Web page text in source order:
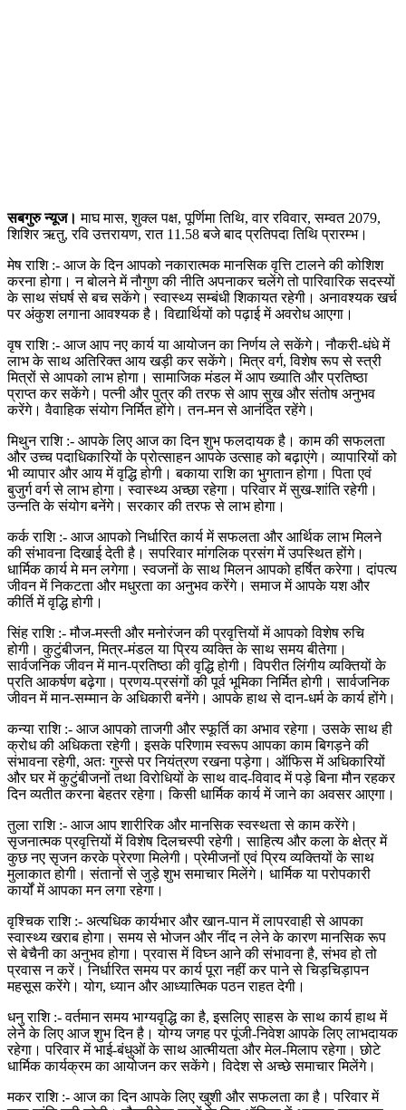
सबगुरु न्यूज। माघ मास, शुक्ल पक्ष, पूर्णिमा तिथि, वार रविवार, सम्वत 2079,
शिशिर ऋतु, रवि उत्तरायण, रात 11.58 बजे बाद प्रतिपदा तिथि प्रारम्भ।
मेष राशि :- आज के दिन आपको नकारात्मक मानसिक वृत्ति टालने की कोशिश
करना होगा। न बोलने में नौगुण की नीति अपनाकर चलेंगे तो पारिवारिक सदस्यों
के साथ संघर्ष से बच सकेंगे। स्वास्थ्य सम्बंधी शिकायत रहेगी। अनावश्यक खर्च
पर अंकुश लगाना आवश्यक है। विद्यार्थियों को पढ़ाई में अवरोध आएगा।
वृष राशि :- आज आप नए कार्य या आयोजन का निर्णय ले सकेंगे। नौकरी-धंधे में
लाभ के साथ अतिरिक्त आय खड़ी कर सकेंगे। मित्र वर्ग, विशेष रूप से स्त्री
मित्रों से आपको लाभ होगा। सामाजिक मंडल में आप ख्याति और प्रतिष्ठा
प्राप्त कर सकेंगे। पत्नी और पुत्र की तरफ से आप सुख और संतोष अनुभव
करेंगे। वैवाहिक संयोग निर्मित होंगे। तन-मन से आनंदित रहेंगे।
मिथुन राशि :- आपके लिए आज का दिन शुभ फलदायक है। काम की सफलता
और उच्च पदाधिकारियों के प्रोत्साहन आपके उत्साह को बढ़ाएंगे। व्यापारियों को
भी व्यापार और आय में वृद्धि होगी। बकाया राशि का भुगतान होगा। पिता एवं
बुजुर्ग वर्ग से लाभ होगा। स्वास्थ्य अच्छा रहेगा। परिवार में सुख-शांति रहेगी।
उन्नति के संयोग बनेंगे। सरकार की तरफ से लाभ होगा।
कर्क राशि :- आज आपको निर्धारित कार्य में सफलता और आर्थिक लाभ मिलने
की संभावना दिखाई देती है। सपरिवार मांगलिक प्रसंग में उपस्थित होंगे।
धार्मिक कार्य मे मन लगेगा। स्वजनों के साथ मिलन आपको हर्षित करेगा। दांपत्य
जीवन में निकटता और मधुरता का अनुभव करेंगे। समाज में आपके यश और
कीर्ति में वृद्धि होगी।
सिंह राशि :- मौज-मस्ती और मनोरंजन की प्रवृत्तियों में आपको विशेष रुचि
होगी। कुटुंबीजन, मित्र-मंडल या प्रिय व्यक्ति के साथ समय बीतेगा।
सार्वजनिक जीवन में मान-प्रतिष्ठा की वृद्धि होगी। विपरीत लिंगीय व्यक्तियों के
प्रति आकर्षण बढ़ेगा। प्रणय-प्रसंगों की पूर्व भूमिका निर्मित होगी। सार्वजनिक
जीवन में मान-सम्मान के अधिकारी बनेंगे। आपके हाथ से दान-धर्म के कार्य होंगे।
कन्या राशि :- आज आपको ताजगी और स्फूर्ति का अभाव रहेगा। उसके साथ ही
क्रोध की अधिकता रहेगी। इसके परिणाम स्वरूप आपका काम बिगड़ने की
संभावना रहेगी, अतः गुस्से पर नियंत्रण रखना पड़ेगा। ऑफिस में अधिकारियों
और घर में कुटुंबीजनों तथा विरोधियों के साथ वाद-विवाद में पड़े बिना मौन रहकर
दिन व्यतीत करना बेहतर रहेगा। किसी धार्मिक कार्य में जाने का अवसर आएगा।
तुला राशि :- आज आप शारीरिक और मानसिक स्वस्थता से काम करेंगे।
सृजनात्मक प्रवृत्तियों में विशेष दिलचस्पी रहेगी। साहित्य और कला के क्षेत्र में
कुछ नए सृजन करके प्रेरणा मिलेगी। प्रेमीजनों एवं प्रिय व्यक्तियों के साथ
मुलाकात होगी। संतानों से जुड़े शुभ समाचार मिलेंगे। धार्मिक या परोपकारी
कार्यों में आपका मन लगा रहेगा।
वृश्चिक राशि :- अत्यधिक कार्यभार और खान-पान में लापरवाही से आपका
स्वास्थ्य खराब होगा। समय से भोजन और नींद न लेने के कारण मानसिक रूप
से बेचैनी का अनुभव होगा। प्रवास में विघ्न आने की संभावना है, संभव हो तो
प्रवास न करें। निर्धारित समय पर कार्य पूरा नहीं कर पाने से चिड़चिड़ापन
महसूस करेंगे। योग, ध्यान और आध्यात्मिक पठन राहत देगी।
धनु राशि :- वर्तमान समय भाग्यवृद्धि का है, इसलिए साहस के साथ कार्य हाथ में
लेने के लिए आज शुभ दिन है। योग्य जगह पर पूंजी-निवेश आपके लिए लाभदायक
रहेगा। परिवार में भाई-बंधुओं के साथ आत्मीयता और मेल-मिलाप रहेगा। छोटे
धार्मिक कार्यक्रम का आयोजन कर सकेंगे। विदेश से अच्छे समाचार मिलेंगे।
मकर राशि :- आज का दिन आपके लिए खुशी और सफलता का है। परिवार में